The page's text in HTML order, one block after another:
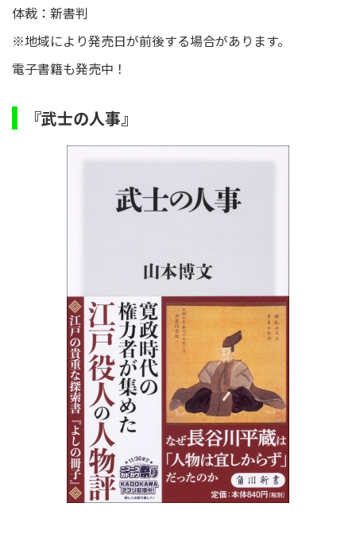
体裁：新書判
※地域により発売日が前後する場合があります。
電子書籍も発売中！
『武士の人事』